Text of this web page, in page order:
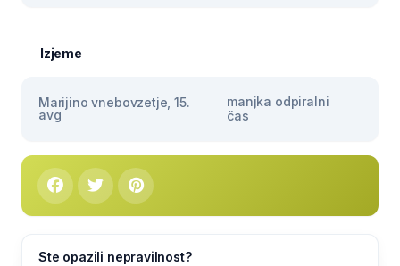
Izjeme
Marijino vnebovzetje, 15.
avg
manjka odpiralni
čas
Ste opazili nepravilnost?